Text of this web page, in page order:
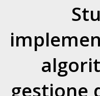
gestione